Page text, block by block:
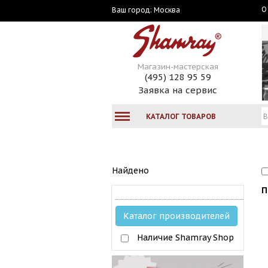
Ваш город: Москва О
Магазин-мастерская
(495) 128 95 59
Заявка на сервис
КАТАЛОГ ТОВАРОВ
Найдено
Каталог производителей
Наличие Shamray Shop